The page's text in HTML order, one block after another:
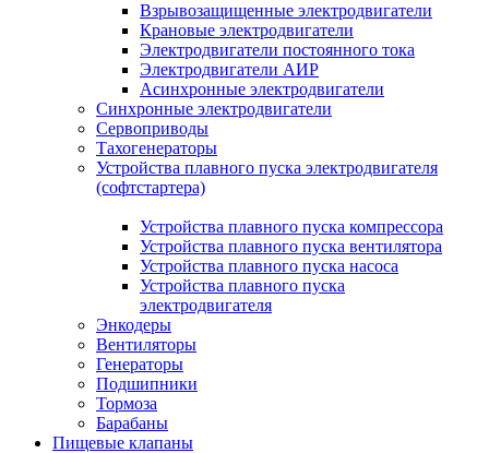
Взрывозащищенные электродвигатели
Крановые электродвигатели
Электродвигатели постоянного тока
Электродвигатели АИР
Асинхронные электродвигатели
Синхронные электродвигатели
Сервоприводы
Тахогенераторы
Устройства плавного пуска электродвигателя
(софтстартера)
Устройства плавного пуска компрессора
Устройства плавного пуска вентилятора
Устройства плавного пуска насоса
Устройства плавного пуска
электродвигателя
Энкодеры
Вентиляторы
Генераторы
Подшипники
Тормоза
Барабаны
Пищевые клапаны